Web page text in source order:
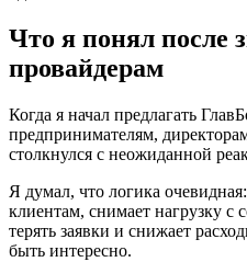
Что я понял после
провайдерам
Когда я начал предлагать
предпринимателям,
столкнулся с неожиданной
Я думал, что логика
клиентам, снимает нагрузку с
терять заявки и снижает
быть интересно.